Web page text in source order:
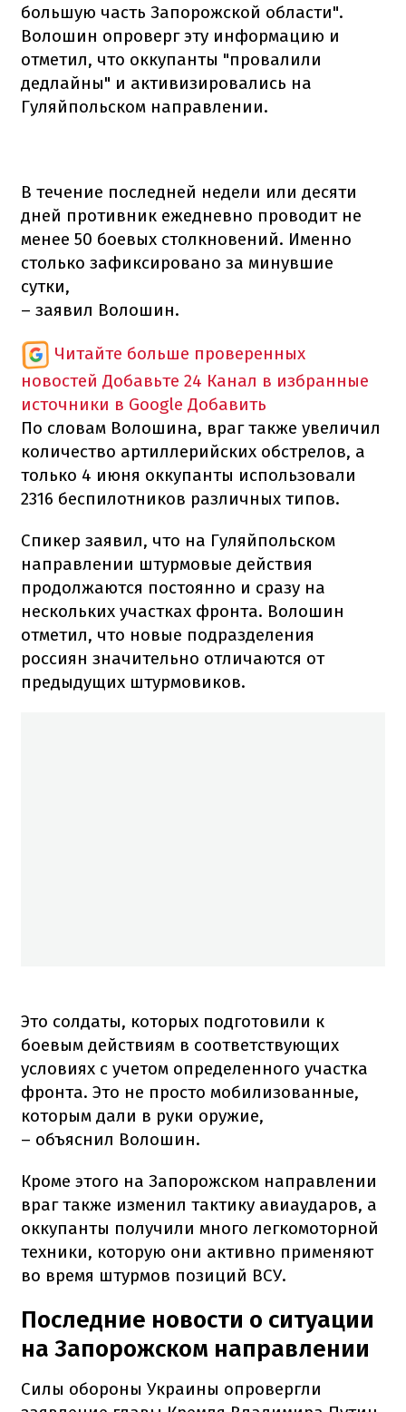
большую часть Запорожской области".
Волошин опроверг эту информацию и
отметил, что оккупанты "провалили
дедлайны" и активизировались на
Гуляйпольском направлении.
В течение последней недели или десяти
дней противник ежедневно проводит не
менее 50 боевых столкновений. Именно
столько зафиксировано за минувшие
сутки,
– заявил Волошин.
Читайте больше проверенных
новостей Добавьте 24 Канал в избранные
источники в Google Добавить
По словам Волошина, враг также увеличил
количество артиллерийских обстрелов, а
только 4 июня оккупанты использовали
2316 беспилотников различных типов.
Спикер заявил, что на Гуляйпольском
направлении штурмовые действия
продолжаются постоянно и сразу на
нескольких участках фронта. Волошин
отметил, что новые подразделения
россиян значительно отличаются от
предыдущих штурмовиков.
Это солдаты, которых подготовили к
боевым действиям в соответствующих
условиях с учетом определенного участка
фронта. Это не просто мобилизованные,
которым дали в руки оружие,
– объяснил Волошин.
Кроме этого на Запорожском направлении
враг также изменил тактику авиаударов, а
оккупанты получили много легкомоторной
техники, которую они активно применяют
во время штурмов позиций ВСУ.
Последние новости о ситуации
на Запорожском направлении
Силы обороны Украины опровергли